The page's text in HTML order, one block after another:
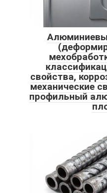
свойства,
механические
профильный